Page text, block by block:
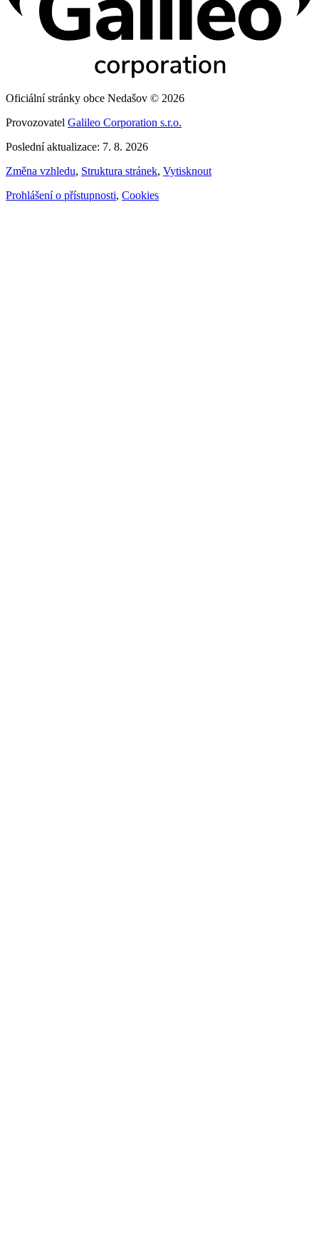
Oficiální stránky obce Nedašov © 2026
Provozovatel Galileo Corporation s.r.o.
Poslední aktualizace: 7. 8. 2026
Změna vzhledu, Struktura stránek, Vytisknout
Prohlášení o přístupnosti, Cookies